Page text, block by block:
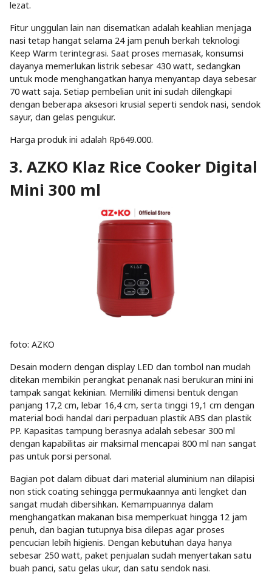
lezat.
Fitur unggulan lain nan disematkan adalah keahlian menjaga
nasi tetap hangat selama 24 jam penuh berkah teknologi
Keep Warm terintegrasi. Saat proses memasak, konsumsi
dayanya memerlukan listrik sebesar 430 watt, sedangkan
untuk mode menghangatkan hanya menyantap daya sebesar
70 watt saja. Setiap pembelian unit ini sudah dilengkapi
dengan beberapa aksesori krusial seperti sendok nasi, sendok
sayur, dan gelas pengukur.
Harga produk ini adalah Rp649.000.
3. AZKO Klaz Rice Cooker Digital
Mini 300 ml
foto: AZKO
Desain modern dengan display LED dan tombol nan mudah
ditekan membikin perangkat penanak nasi berukuran mini ini
tampak sangat kekinian. Memiliki dimensi bentuk dengan
panjang 17,2 cm, lebar 16,4 cm, serta tinggi 19,1 cm dengan
material bodi handal dari perpaduan plastik ABS dan plastik
PP. Kapasitas tampung berasnya adalah sebesar 300 ml
dengan kapabilitas air maksimal mencapai 800 ml nan sangat
pas untuk porsi personal.
Bagian pot dalam dibuat dari material aluminium nan dilapisi
non stick coating sehingga permukaannya anti lengket dan
sangat mudah dibersihkan. Kemampuannya dalam
menghangatkan makanan bisa memperkuat hingga 12 jam
penuh, dan bagian tutupnya bisa dilepas agar proses
pencucian lebih higienis. Dengan kebutuhan daya hanya
sebesar 250 watt, paket penjualan sudah menyertakan satu
buah panci, satu gelas ukur, dan satu sendok nasi.